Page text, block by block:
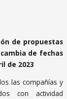
de propuestas
de fechas
de 2023
las compañías y
con actividad